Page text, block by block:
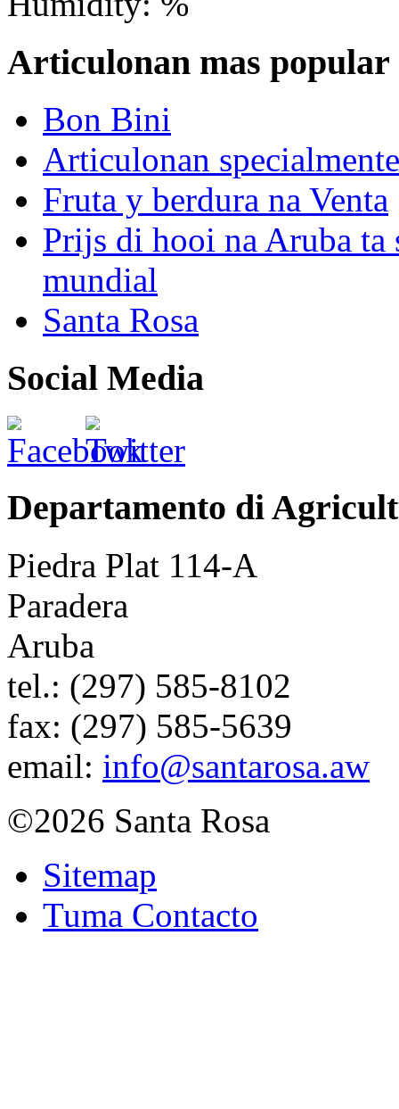
Articulonan mas popular
Bon Bini
Articulonan
Fruta y berdura na Venta
Prijs di hooi na Aruba
mundial
Santa Rosa
Social Media
Departamento di
Piedra Plat 114-A
Paradera
Aruba
tel.: (297) 585-8102
fax: (297) 585-5639
email: info@santarosa.aw
©2026 Santa Rosa
Sitemap
Tuma Contacto